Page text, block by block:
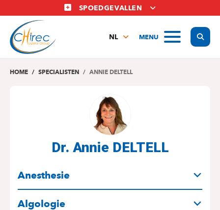
en
naar
inhoud
SPOEDGEVALLEN
MENU
NL
EN
HOME SPECIALISTEN ANNIE DELTELL
Dr. Annie DELTELL
Anesthesie
Algologie